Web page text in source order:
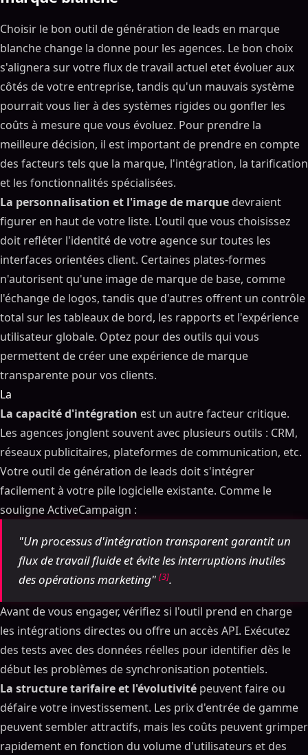
Choisir le bon outil de génération de leads en marque
blanche change la donne pour les agences. Le bon choix
s'alignera sur votre flux de travail actuel etet évoluer aux
côtés de votre entreprise, tandis qu'un mauvais système
pourrait vous lier à des systèmes rigides ou gonfler les
coûts à mesure que vous évoluez. Pour prendre la
meilleure décision, il est important de prendre en compte
des facteurs tels que la marque, l'intégration, la tarification
et les fonctionnalités spécialisées.
La personnalisation et l'image de marque devraient
figurer en haut de votre liste. L'outil que vous choisissez
doit refléter l'identité de votre agence sur toutes les
interfaces orientées client. Certaines plates-formes
n'autorisent qu'une image de marque de base, comme
l'échange de logos, tandis que d'autres offrent un contrôle
total sur les tableaux de bord, les rapports et l'expérience
utilisateur globale. Optez pour des outils qui vous
permettent de créer une expérience de marque
transparente pour vos clients.
La
La capacité d'intégration est un autre facteur critique.
Les agences jonglent souvent avec plusieurs outils : CRM,
réseaux publicitaires, plateformes de communication, etc.
Votre outil de génération de leads doit s'intégrer
facilement à votre pile logicielle existante. Comme le
souligne ActiveCampaign :
"Un processus d'intégration transparent garantit un
flux de travail fluide et évite les interruptions inutiles
des opérations marketing" [3].
Avant de vous engager, vérifiez si l'outil prend en charge
les intégrations directes ou offre un accès API. Exécutez
des tests avec des données réelles pour identifier dès le
début les problèmes de synchronisation potentiels.
La structure tarifaire et l'évolutivité peuvent faire ou
défaire votre investissement. Les prix d'entrée de gamme
peuvent sembler attractifs, mais les coûts peuvent grimper
rapidement en fonction du volume d'utilisateurs et des